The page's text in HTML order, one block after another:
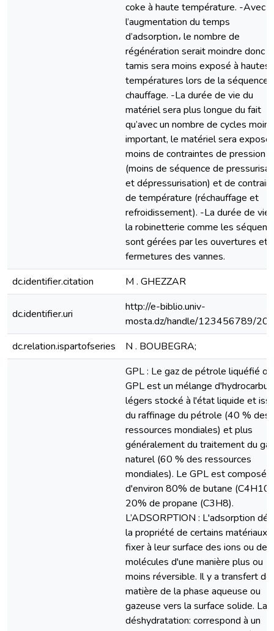
coke à haute température. -Avec
l’augmentation du temps
d’adsorption، le nombre de
régénération serait moindre donc
tamis sera moins exposé à hautes
températures lors de la séquence
chauffage. -La durée de vie du
matériel sera plus longue du fait
qu’avec un nombre de cycles moins
important, le matériel sera exposé
moins de contraintes de pression
(moins de séquence de
et dépressurisation) et de
de température (réchauffage et
refroidissement). -La durée de vie
la robinetterie comme les
sont gérées par les ouvertures et
fermetures des vannes.
dc.identifier.citation
M . GHEZZAR
dc.identifier.uri
http://e-biblio.univ-
mosta.dz/handle/123456789/
dc.relation.ispartofseries
N . BOUBEGRA;
GPL : Le gaz de pétrole liquéfié ou
GPL est un mélange
légers stocké à l'état liquide et
du raffinage du pétrole (40 % des
ressources mondiales) et plus
généralement du traitement du gaz
naturel (60 % des ressources
mondiales). Le GPL est composé
d'environ 80% de butane
20% de propane (C3H8).
L’ADSORPTION : L'adsorption
la propriété de certains matériaux
fixer à leur surface des ions ou des
molécules d'une manière plus ou
moins réversible. Il y a transfert de
matière de la phase aqueuse ou
gazeuse vers la surface solide. La
déshydratation: correspond à un